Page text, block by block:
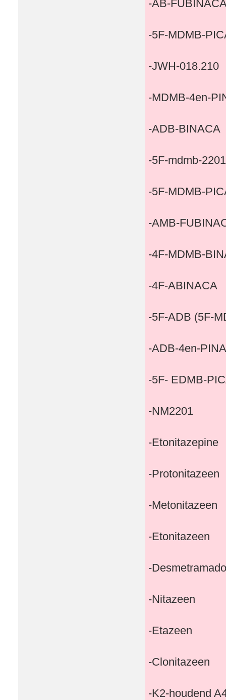
-AB-
-5F-MDMB-
-JWH-018.210
-MDMB-4en-
-ADB-BINACA
-5F-mdmb-2201
-5F-MDMB-
-AMB-
-4F-MDMB-
-4F-ABINACA
-5F-ADB (5F-
-ADB-4en-
-5F- EDMB-
-NM2201
-Etonitazepine
-Protonitazeen
-Metonitazeen
-Etonitazeen
-
-Nitazeen
-Etazeen
-Clonitazeen
-K2-houdend